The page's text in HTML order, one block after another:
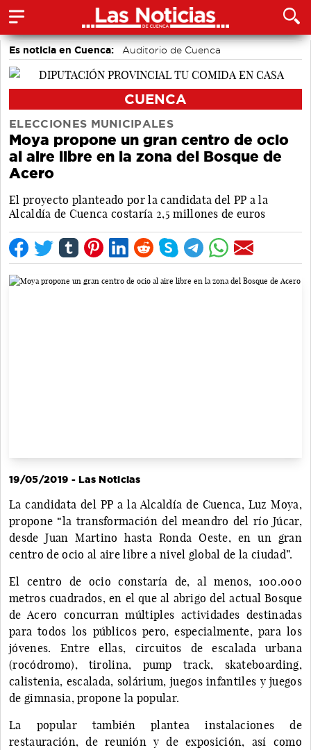
Es noticia en Cuenca: Auditorio de Cuenca
CUENCA
ELECCIONES MUNICIPALES
Moya propone un gran centro de ocio
al aire libre en la zona del Bosque de
Acero
El proyecto planteado por la candidata del PP a la
Alcaldía de Cuenca costaría 2,5 millones de euros
19/05/2019 - Las Noticias
La candidata del PP a la Alcaldía de Cuenca, Luz Moya,
propone “la transformación del meandro del río Júcar,
desde Juan Martino hasta Ronda Oeste, en un gran
centro de ocio al aire libre a nivel global de la ciudad”.
El centro de ocio constaría de, al menos, 100.000
metros cuadrados, en el que al abrigo del actual Bosque
de Acero concurran múltiples actividades destinadas
para todos los públicos pero, especialmente, para los
jóvenes. Entre ellas, circuitos de escalada urbana
(rocódromo), tirolina, pump track, skateboarding,
calistenia, escalada, solárium, juegos infantiles y juegos
de gimnasia, propone la popular.
La popular también plantea instalaciones de
restauración, de reunión y de exposición, así como